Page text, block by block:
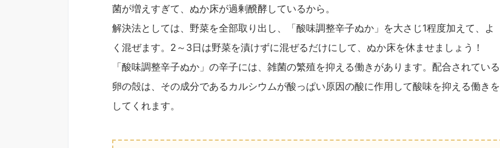
菌が増えすぎて、ぬか床が過剰醗酵しているから。
解決法としては、野菜を全部取り出し、「酸味調整辛子ぬか」を大さじ1程度加えて、よ
く混ぜます。2～3日は野菜を漬けずに混ぜるだけにして、ぬか床を休ませましょう！
「酸味調整辛子ぬか」の辛子には、雑菌の繁殖を抑える働きがあります。配合されている
卵の殻は、その成分であるカルシウムが酸っぱい原因の酸に作用して酸味を抑える働きを
してくれます。